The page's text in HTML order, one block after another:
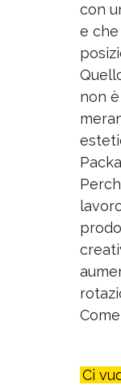
con
e
non
Ci